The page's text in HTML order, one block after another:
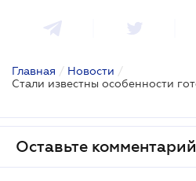
Главная / Новости /
Оставьте комментарий